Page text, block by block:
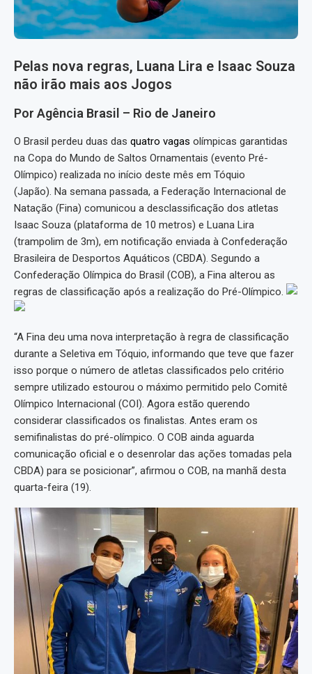
Pelas nova regras, Luana Lira e Isaac Souza
não irão mais aos Jogos
Por Agência Brasil – Rio de Janeiro
O Brasil perdeu duas das quatro vagas olímpicas garantidas
na Copa do Mundo de Saltos Ornamentais (evento Pré-
Olímpico) realizada no início deste mês em Tóquio
(Japão). Na semana passada, a Federação Internacional de
Natação (Fina) comunicou a desclassificação dos atletas
Isaac Souza (plataforma de 10 metros) e Luana Lira
(trampolim de 3m), em notificação enviada à Confederação
Brasileira de Desportos Aquáticos (CBDA). Segundo a
Confederação Olímpica do Brasil (COB), a Fina alterou as
regras de classificação após a realização do Pré-Olímpico.
“A Fina deu uma nova interpretação à regra de classificação
durante a Seletiva em Tóquio, informando que teve que fazer
isso porque o número de atletas classificados pelo critério
sempre utilizado estourou o máximo permitido pelo Comitê
Olímpico Internacional (COI). Agora estão querendo
considerar classificados os finalistas. Antes eram os
semifinalistas do pré-olímpico. O COB ainda aguarda
comunicação oficial e o desenrolar das ações tomadas pela
CBDA) para se posicionar”, afirmou o COB, na manhã desta
quarta-feira (19).